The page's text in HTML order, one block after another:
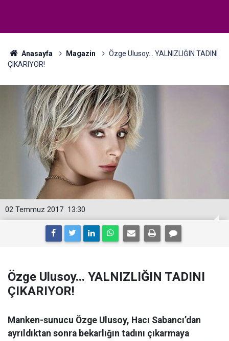
Anasayfa Magazin
Özge Ulusoy... YALNIZLIĞIN TADINI
ÇIKARIYOR!
13:30
02 Temmuz 2017
Özge Ulusoy... YALNIZLIĞIN TADINI
ÇIKARIYOR!
Manken-sunucu Özge Ulusoy, Hacı Sabancı’dan
ayrıldıktan sonra bekarlığın tadını çıkarmaya